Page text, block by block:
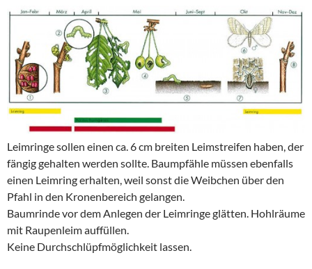
Leimringe sollen einen ca. 6 cm breiten Leimstreifen haben, der
fängig gehalten werden sollte. Baumpfähle müssen ebenfalls
einen Leimring erhalten, weil sonst die Weibchen über den
Pfahl in den Kronenbereich gelangen.
Baumrinde vor dem Anlegen der Leimringe glätten. Hohlräume
mit Raupenleim auffüllen.
Keine Durchschlüpfmöglichkeit lassen.